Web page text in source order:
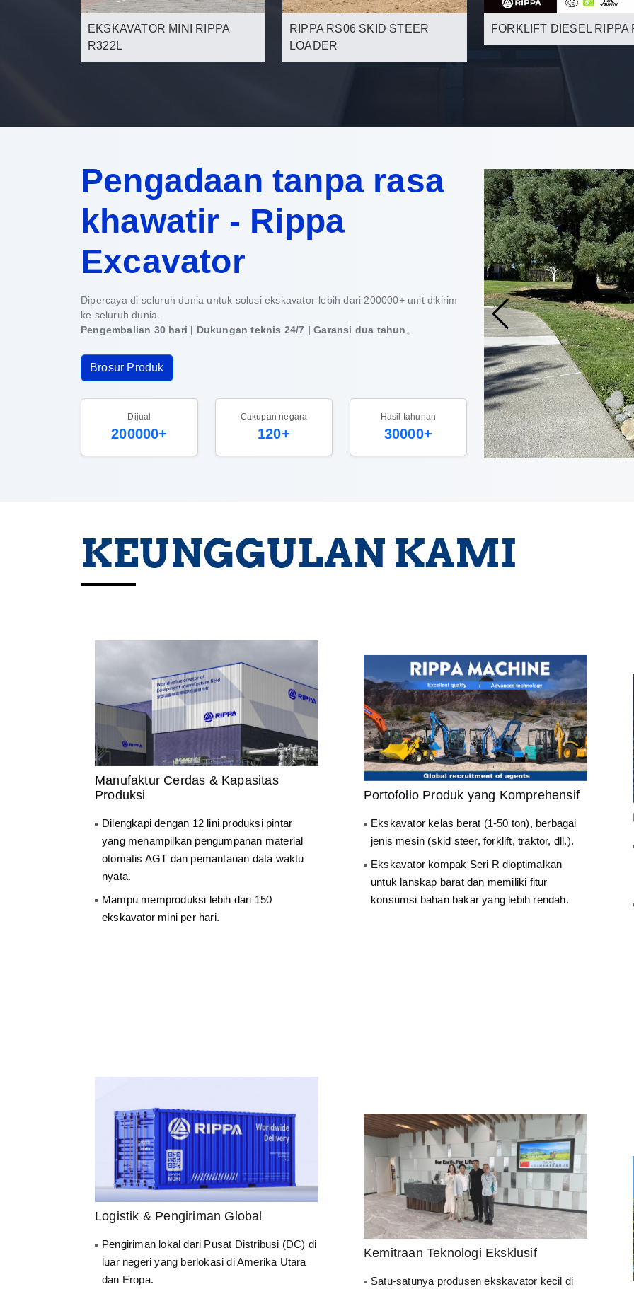
EKSKAVATOR MINI RIPPA
R322L
RIPPA RS06 SKID STEER
LOADER
FORKLIFT DIESEL RIPPA
Pengadaan tanpa rasa
khawatir - Rippa
Excavator
Dipercaya di seluruh dunia untuk solusi ekskavator-lebih dari 200000+ unit dikirim
ke seluruh dunia.
Pengembalian 30 hari | Dukungan teknis 24/7 | Garansi dua tahun 。
Brosur Produk
Dijual
200000+
Cakupan negara
120+
Hasil tahunan
30000+
KEUNGGULAN KAMI
Manufaktur Cerdas & Kapasitas
Produksi
Dilengkapi dengan 12 lini produksi pintar
otomatis AGT dan pemantauan data waktu
nyata.
Mampu memproduksi lebih dari 150
Portofolio Produk yang Komprehensif
Ekskavator kelas berat (1-50 ton), berbagai
jenis mesin (skid steer, forklift, traktor, dll.).
Ekskavator kompak Seri R dioptimalkan
untuk lanskap barat dan memiliki fitur
Pengiriman lokal dari Pusat Distribusi (DC) di
luar negeri yang berlokasi di Amerika Utara
dan Eropa.
Pengiriman lebih cepat, biaya logistik lebih
rendah.
Produk yang diekspor ke lebih dari 100
Satu-satunya produsen ekskavator kecil di
Tiongkok yang telah menjalin kerja sama
mendalam dengan Kubota Jepang.
Alat berat ini menggunakan mesin Kubota
yang terkenal.